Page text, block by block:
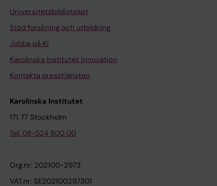
Universitetsbiblioteket
Stöd forskning och utbildning
Jobba på KI
Karolinska Institutet Innovation
Kontakta presstjänsten
Karolinska Institutet
171 77 Stockholm
Tel: 08-524 800 00
Org.nr: 202100-2973
VAT.nr: SE202100297301